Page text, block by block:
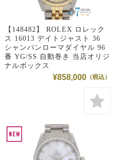
【148482】 ROLEX ロレック
ス 16013 デイトジャスト 36
シャンパンローマダイヤル 96
番 YG/SS 自動巻き 当店オリジ
ナルボックス
¥858,000